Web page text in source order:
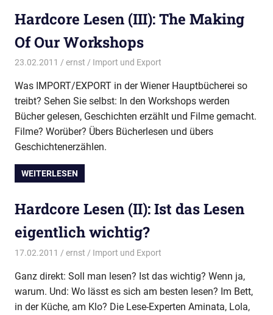
Hardcore Lesen (III): The Making
Of Our Workshops
23.02.2011 ernst Import und Export
Was IMPORT/EXPORT in der Wiener Hauptbücherei so
treibt? Sehen Sie selbst: In den Workshops werden
Bücher gelesen, Geschichten erzählt und Filme gemacht.
Filme? Worüber? Übers Bücherlesen und übers
Geschichtenerzählen.
WEITERLESEN
Hardcore Lesen (II): Ist das Lesen
eigentlich wichtig?
17.02.2011 ernst Import und Export
Ganz direkt: Soll man lesen? Ist das wichtig? Wenn ja,
warum. Und: Wo lässt es sich am besten lesen? Im Bett,
in der Küche, am Klo? Die Lese-Experten Aminata, Lola,